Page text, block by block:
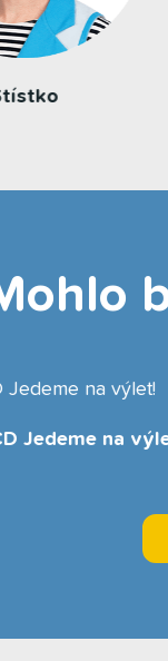
Ňufáček
USB Zpívej s